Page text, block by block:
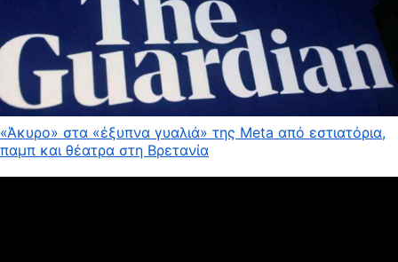
«Άκυρο» στα «έξυπνα γυαλιά» της Meta από εστιατόρια,
παμπ και θέατρα στη Βρετανία